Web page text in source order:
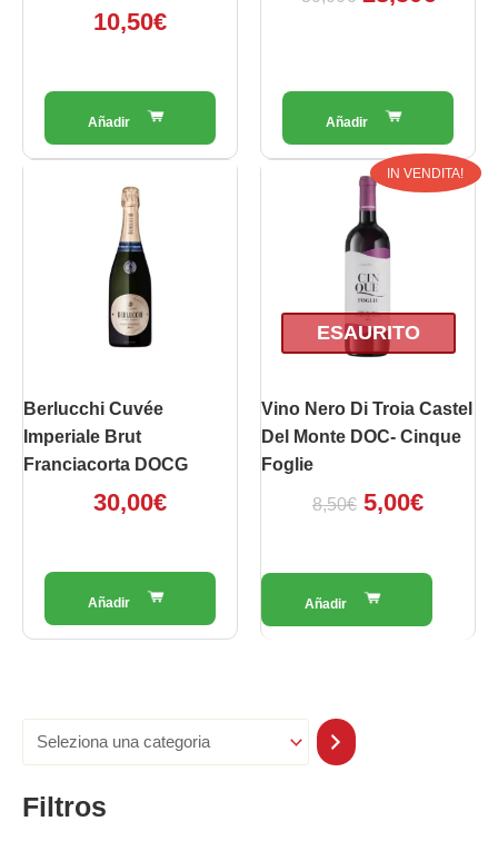
Filtros
10,50€
Berlucchi Cuvée
Imperiale Brut
Franciacorta DOCG
30,00€
IN VENDITA!
ESAURITO
Vino Nero Di Troia Castel
Del Monte DOC- Cinque
Foglie
8,50€
Il
prezzo
originale
era:
8,50€.
5,00€
Il